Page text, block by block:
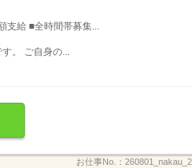
支給 ■全時間帯募集...
。 ご自身の...
お仕事No.：